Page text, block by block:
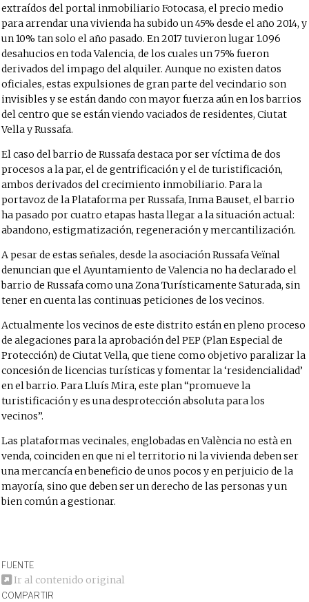
extraídos del portal inmobiliario Fotocasa, el precio medio
para arrendar una vivienda ha subido un 45% desde el año 2014, y
un 10% tan solo el año pasado. En 2017 tuvieron lugar 1.096
desahucios en toda Valencia, de los cuales un 75% fueron
derivados del impago del alquiler. Aunque no existen datos
oficiales, estas expulsiones de gran parte del vecindario son
invisibles y se están dando con mayor fuerza aún en los barrios
del centro que se están viendo vaciados de residentes, Ciutat
Vella y Russafa.
El caso del barrio de Russafa destaca por ser víctima de dos
procesos a la par, el de gentrificación y el de turistificación,
ambos derivados del crecimiento inmobiliario. Para la
portavoz de la Plataforma per Russafa, Inma Bauset, el barrio
ha pasado por cuatro etapas hasta llegar a la situación actual:
abandono, estigmatización, regeneración y mercantilización.
A pesar de estas señales, desde la asociación Russafa Veïnal
denuncian que el Ayuntamiento de Valencia no ha declarado el
barrio de Russafa como una Zona Turísticamente Saturada, sin
tener en cuenta las continuas peticiones de los vecinos.
Actualmente los vecinos de este distrito están en pleno proceso
de alegaciones para la aprobación del PEP (Plan Especial de
Protección) de Ciutat Vella, que tiene como objetivo paralizar la
concesión de licencias turísticas y fomentar la ‘residencialidad’
en el barrio. Para Lluís Mira, este plan “promueve la
turistificación y es una desprotección absoluta para los
vecinos”.
Las plataformas vecinales, englobadas en València no està en
venda, coinciden en que ni el territorio ni la vivienda deben ser
una mercancía en beneficio de unos pocos y en perjuicio de la
mayoría, sino que deben ser un derecho de las personas y un
bien común a gestionar.
FUENTE
Ir al contenido original
COMPARTIR